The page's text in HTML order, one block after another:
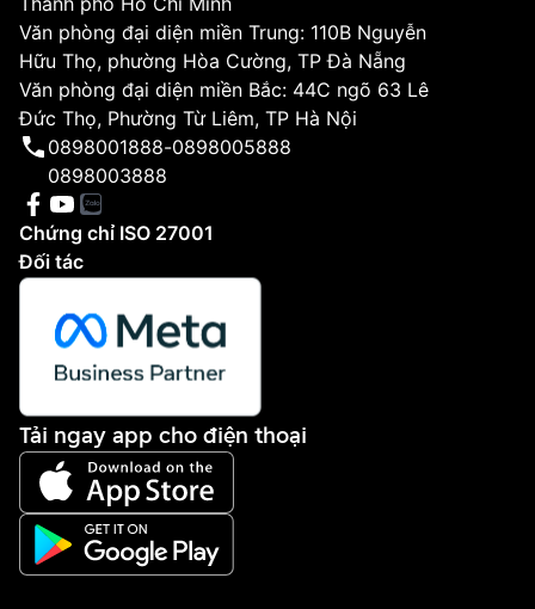
Văn phòng đại diện miền Trung: 110B Nguyễn
Hữu Thọ, phường Hòa Cường, TP Đà Nẵng
Văn phòng đại diện miền Bắc: 44C ngõ 63 Lê
Đức Thọ, Phường Từ Liêm, TP Hà Nội
0898001888-0898005888
0898003888
Chứng chỉ ISO 27001
Đối tác
Tải ngay app cho điện thoại